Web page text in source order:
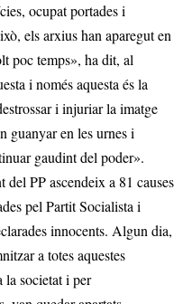
ocupat portades i
els arxius han aparegut en
poc temps», ha dit, al
i només aquesta és la
i injuriar la imatge
guanyar en les urnes i
gaudint del poder».
del PP ascendeix a 81 causes
pel Partit Socialista i
innocents. Algun dia,
a totes aquestes
la societat i per